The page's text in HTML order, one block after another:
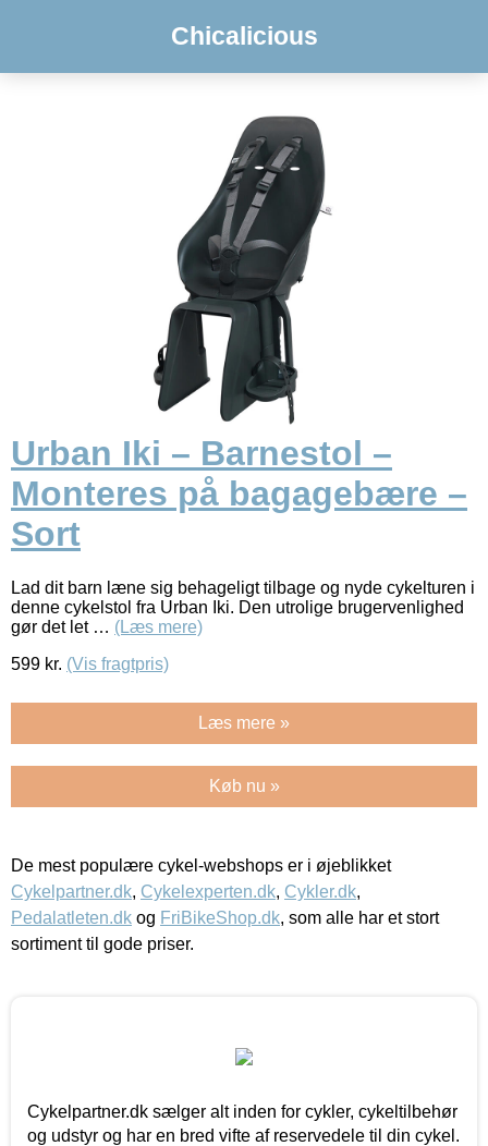
Chicalicious
Urban Iki – Barnestol –
Monteres på bagagebære –
Sort
Lad dit barn læne sig behageligt tilbage og nyde cykelturen i
denne cykelstol fra Urban Iki. Den utrolige brugervenlighed
gør det let … (Læs mere)
599 kr. (Vis fragtpris)
Læs mere »
Køb nu »
De mest populære cykel-webshops er i øjeblikket
Cykelpartner.dk, Cykelexperten.dk, Cykler.dk,
Pedalatleten.dk og FriBikeShop.dk, som alle har et stort
sortiment til gode priser.
Cykelpartner.dk sælger alt inden for cykler, cykeltilbehør
og udstyr og har en bred vifte af reservedele til din cykel.